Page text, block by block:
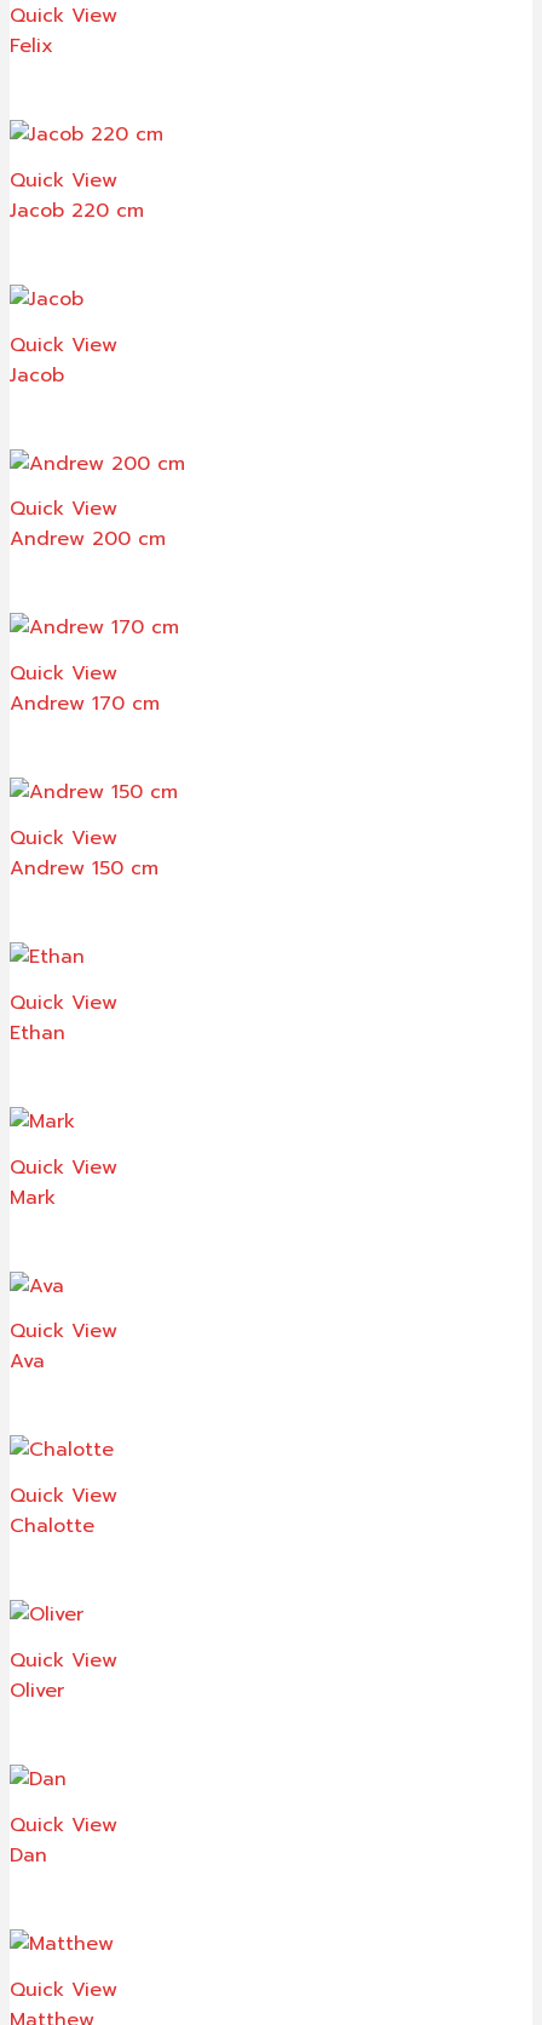
Quick View
Felix
Quick View
Jacob 220 cm
Quick View
Jacob
Quick View
Andrew 200 cm
Quick View
Andrew 170 cm
Quick View
Andrew 150 cm
Quick View
Ethan
Quick View
Mark
Quick View
Ava
Quick View
Chalotte
Quick View
Oliver
Quick View
Dan
Quick View